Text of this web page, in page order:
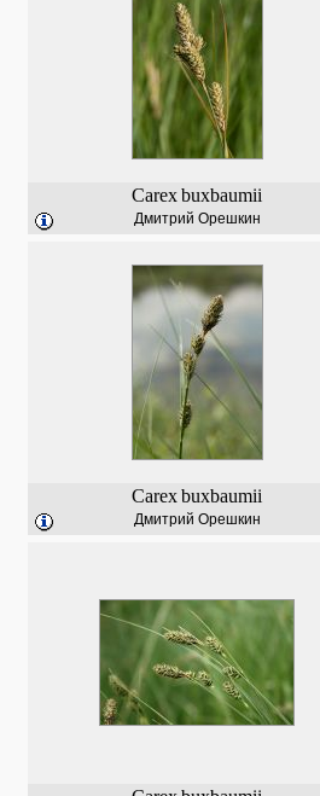
Carexbuxbaumii
Дмитрий Орешкин
Carexbuxbaumii
Дмитрий Орешкин